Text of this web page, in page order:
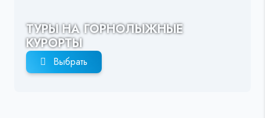
ТУРЫ НА ГОРНОЛЫЖНЫЕ
КУРОРТЫ
Выбрать